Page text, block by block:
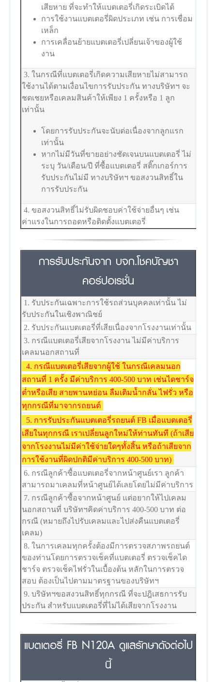
เสียหาย ที่จะทำให้แบตเตอรี่เกิดระเบิดได้
การใช้งานแบตเตอรี่ผิดประเภท เช่น การเชื่อม
เหล็ก
การเคลื่อนย้ายแบตเตอรี่เปลี่ยนเจ้าของผู้ใช้
งาน
3. ในกรณีที่แบตเตอรี่เกิดความเสียหายไม่สามารถ
ใช้งานได้ตามเงื่อนไขการรับประกัน ทางบริษัทฯ จะ
ชดเชยหรือเคลมสินค้าให้เพียง 1 ครั้งหรือ 1 ลูก
เท่านั้น
โดยการรับประกันจะนับต่อเนื่องจากลูกแรก
เท่านั้น
หากไม่มีวันที่ขายอย่างชัดเจนบนแบตเตอรี่ ไม่
ระบุ วัน/เดือน/ปี ที่ซื้อแบตเตอรี่ สติ๊กเกอร์การ
รับประกันไม่มี ทางบริษัทฯ ขอสงวนสิทธิ์ใน
การรับประกัน
4. ขอสงวนสิทธิ์ไม่รับผิดชอบค่าใช้จ่ายอื่นๆ เช่น
ค่าแรงในการถอดหรือติดตั้งแบตเตอรี่
การรับประกันจาก บจก.โชคบัญชา
คอร์ปอเรชั่น
1. รับประกันเฉพาะการใช้รถส่วนบุคคลเท่านั้น ไม่
รับประกันในเชิงพาณิชย์
2. รับประกันแบตเตอรี่ที่เสียเนื่องจากโรงงานเท่านั้น
3. กรณีแบตเตอรี่เสียจากโรงงาน ไม่มีค่าบริการ
เคลมนอกสถานที่
4. กรณีแบตเตอรี่เสียจากผู้ใช้ ในกรณีเคลมนอก
สถานที่ 1 ครั้ง มีค่าบริการ 400-500 บาท เช่นไดชาร์จ
ต่ำหรือเสีย สายพานหย่อน ลืมเติมน้ำกลั่น ไฟรั่ว หรือ
ทุกกรณีที่มาจากรถยนต์
5. การรับประกันแบตเตอรี่รถยนต์ FB เมื่อแบตเตอรี่
เสียในทุกกรณี เราเปลี่ยนลูกใหม่ให้ท่านทันที (ถ้าเสีย
จากโรงงานไม่มีค่าใช้จ่ายใดๆทั้งสิ้น หรือถ้าเสียจาก
การใช้งานที่ผิดปกติมีค่าบริการ 400-500 บาท)
6. กรณีลูกค้าซื้อแบตเตอรี่จากหน้าศูนย์เรา ลูกค้า
สามารถมาเคลมที่หน้าศูนย์ได้เลยโดยไม่มีค่าบริการ
7. กรณีลูกค้าซื้อจากหน้าศูนย์ แต่อยากให้ไปเคลม
นอกสถานที่ บริษัทฯคิดค่าบริการ 400-500 บาท ต่อ
กรณี (หมายถึงไปรับเคลมและไปส่งคืนแบตเตอรี่
เคลม)
8. ในการเคลมทุกครั้งต้องมีการตรวจสภาพรถยนต์
ของท่านโดยการตรวจเช็คที่แบตเตอรี่ ตรวจเช็คได
ชาร์จ ตรวจเช็คไฟรั่วในเบื้องต้น หลักในการตรวจ
สอบ ต้องเป็นไปตามมาตรฐานของบริษัทฯ
9. บริษัทฯขอสงวนสิทธิ์ทุกกรณี ที่จะปฎิเสธการรับ
ประกัน สำหรับแบตเตอรี่ที่ไม่ได้เสียจากโรงงาน
แบตเตอรี่ FB N120A ดูแลรักษาดังต่อไป
นี้